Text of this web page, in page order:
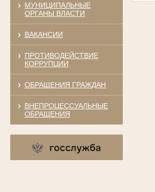
МУНИЦИПАЛЬНЫЕ
ОРГАНЫ ВЛАСТИ
ВАКАНСИИ
ПРОТИВОДЕЙСТВИЕ
КОРРУПЦИИ
ОБРАЩЕНИЯ ГРАЖДАН
ВНЕПРОЦЕССУАЛЬНЫЕ
ОБРАЩЕНИЯ